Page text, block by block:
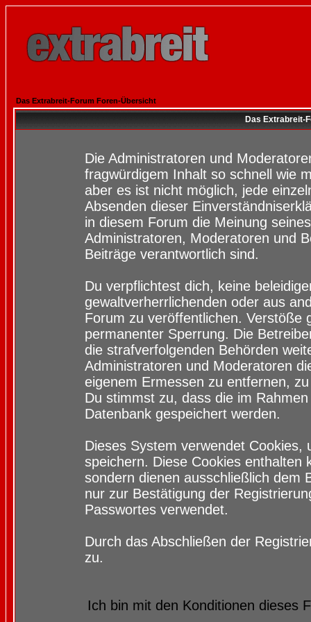
Das Extrabreit-Forum Foren-Übersicht
Das Extrabreit-
Die Administratoren und
fragwürdigem Inhalt so schnell wie
aber es ist nicht möglich, jede
Absenden dieser
in diesem Forum die Meinung
Administratoren, Moderatoren und
Beiträge verantwortlich sind.
Du verpflichtest dich, keine
gewaltverherrlichenden oder aus
Forum zu veröffentlichen. Verstöße
permanenter Sperrung. Die
die strafverfolgenden Behörden
Administratoren und Moderatoren
eigenem Ermessen zu entfernen,
Du stimmst zu, dass die im
Datenbank gespeichert werden.
Dieses System verwendet
speichern. Diese Cookies enthalten
sondern dienen ausschließlich dem
nur zur Bestätigung der
Passwortes verwendet.
Durch das Abschließen der
zu.
Ich bin mit den Konditionen dieses